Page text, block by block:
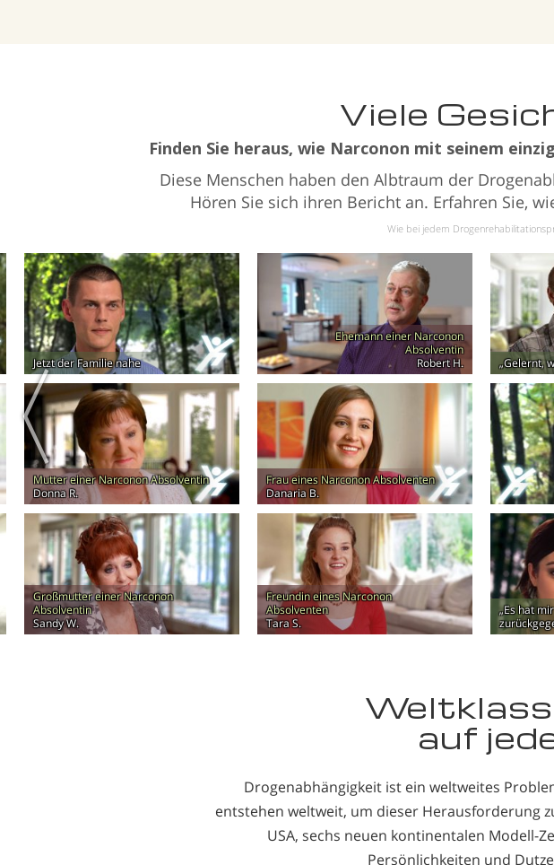
Viele
Finden Sie heraus, wie Narconon mit seinem
Diese Menschen haben den Albtraum der
Hören Sie sich ihren Bericht an. Erfahren Sie,
Wie bei jedem
Jetzt der Familie nahe
Mutter einer Narconon Absolventin
Donna R.
Großmutter einer Narconon
Absolventin
Sandy W.
Ehemann einer Narconon
Absolventin
Robert H.
Frau eines Narconon Absolventen
Danaria B.
Freundin eines Narconon
Absolventen
Tara S.
„Gelernt,
„Es hat
auf
Drogenabhängigkeit ist ein weltweites
entstehen weltweit, um dieser Herausforderung
USA, sechs neuen kontinentalen Modell-
Persönlichkeiten und